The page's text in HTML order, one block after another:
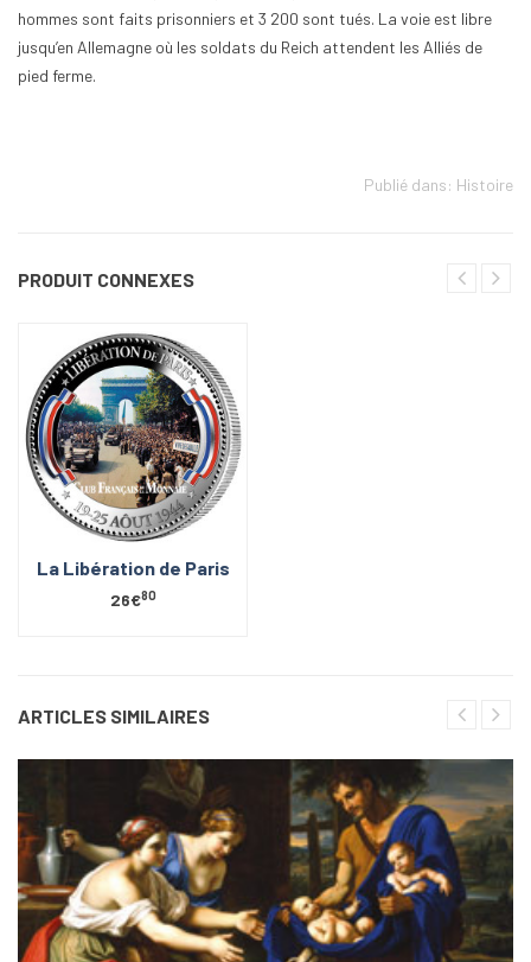
hommes sont faits prisonniers et 3 200 sont tués. La voie est libre
jusqu’en Allemagne où les soldats du Reich attendent les Alliés de
pied ferme.
Publié dans: Histoire
PRODUIT CONNEXES
La Libération de Paris
26€80
ARTICLES SIMILAIRES